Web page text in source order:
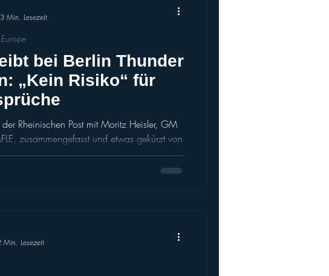
bei Berlin Thunder
„Kein Risiko“ für
der Rheinischen Post mit Moritz Heisler, GM
zusammengefasst und etwas gekürzt von
IN Zeljko Karajica (ELF) behauptet, die
sei weiterhin an die von ihm geführte ELF
zugespitzt. Zeljko Karajica, Gründer
Europe
3 Min. Lesezeit
Min. Lesezeit